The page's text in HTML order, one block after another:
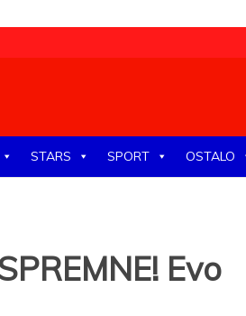
STARS SPORT OSTALO
Evo